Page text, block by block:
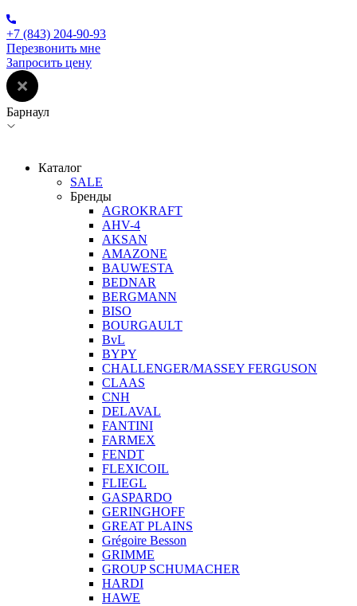
+7 (843) 204-90-93
Перезвонить мне
Запросить цену
Барнаул
Каталог
SALE
Бренды
AGROKRAFT
AHV-4
AKSAN
AMAZONE
BAUWESTA
BEDNAR
BERGMANN
BISO
BOURGAULT
BvL
BYPY
CHALLENGER/MASSEY FERGUSON
CLAAS
CNH
DELAVAL
FANTINI
FARMEX
FENDT
FLEXICOIL
FLIEGL
GASPARDO
GERINGHOFF
GREAT PLAINS
Grégoire Besson
GRIMME
GROUP SCHUMACHER
HARDI
HAWE